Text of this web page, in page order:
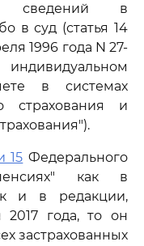
сведений в
в суд (статья 14
1996 года N 27-
в системах
страхования и
15 Федерального
как в
и в редакции,
2017 года, то он
застрахованных